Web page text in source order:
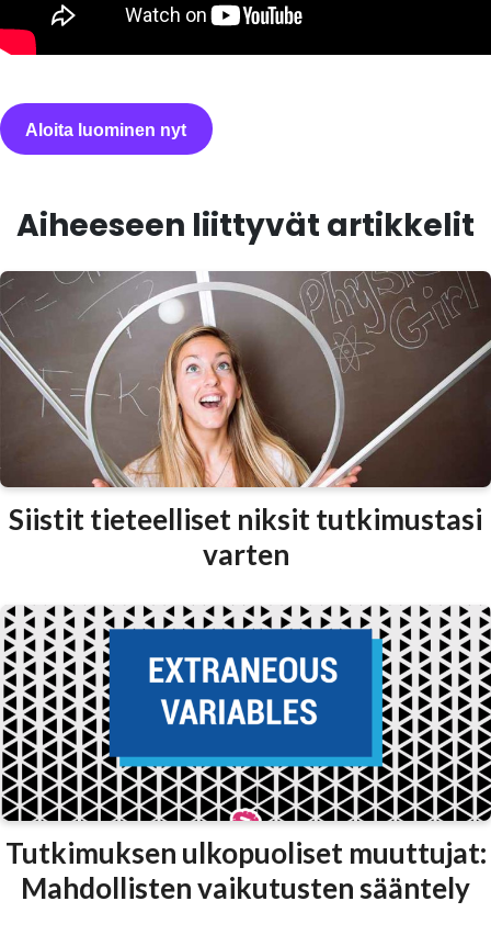
Aloita luominen nyt
Aiheeseen liittyvät artikkelit
Siistit tieteelliset niksit tutkimustasi
varten
Tutkimuksen ulkopuoliset muuttujat:
Mahdollisten vaikutusten sääntely